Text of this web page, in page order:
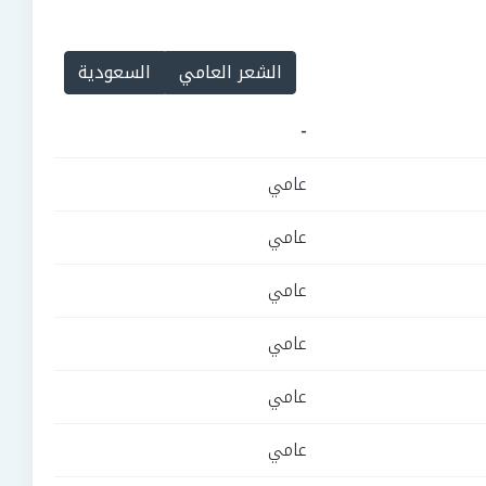
الشعر العامي
السعودية
-
عامي
عامي
عامي
عامي
عامي
عامي